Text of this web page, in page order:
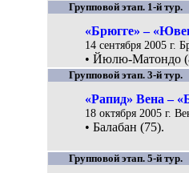
Групповой этап. 1-й тур.
«Брюгге» –
14 сентября 2005 г.
• Йюлю-Матондо
Групповой этап. 3-й тур.
«Рапид» Вена –
18 октября 2005 г.
• Балабан (75).
Групповой этап. 5-й тур.